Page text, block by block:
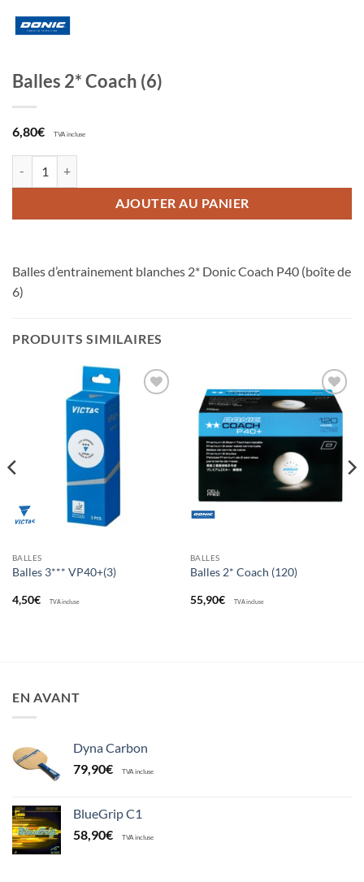
Balles 2* Coach (6)
6,80€ TVA incluse
AJOUTER AU PANIER
Balles d’entrainement blanches 2* Donic Coach P40 (boîte de
6)
PRODUITS SIMILAIRES
BALLES
Balles 3*** VP40+(3)
4,50€ TVA incluse
Ajouter
aux
souhaits
BALLES
Balles 2* Coach (120)
55,90€ TVA incluse
EN AVANT
Dyna Carbon
79,90€ TVA incluse
BlueGrip C1
58,90€ TVA incluse